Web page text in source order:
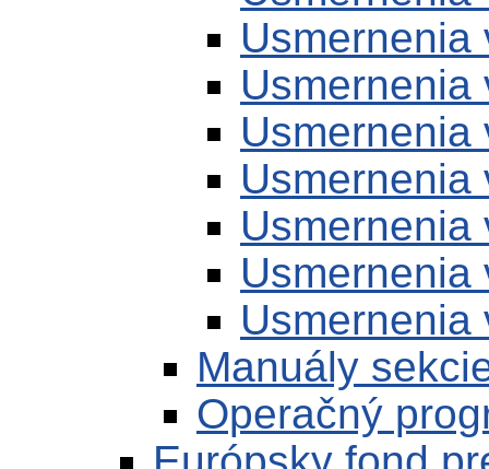
Usmernenia
Usmernenia
Usmernenia
Usmernenia
Usmernenia
Usmernenia
Usmernenia
Manuály
Operačný